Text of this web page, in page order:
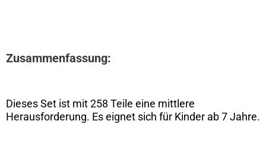
Zusammenfassung:
Dieses Set ist mit 258 Teile eine mittlere
Herausforderung. Es eignet sich für Kinder ab 7 Jahre.